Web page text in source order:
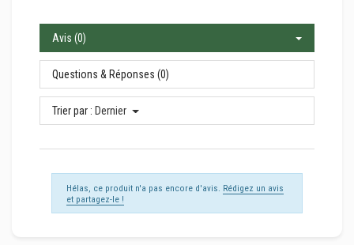
Avis (0)
Questions & Réponses (0)
Trier par : Dernier
Hélas, ce produit n'a pas encore d'avis. Rédigez un avis
et partagez-le !